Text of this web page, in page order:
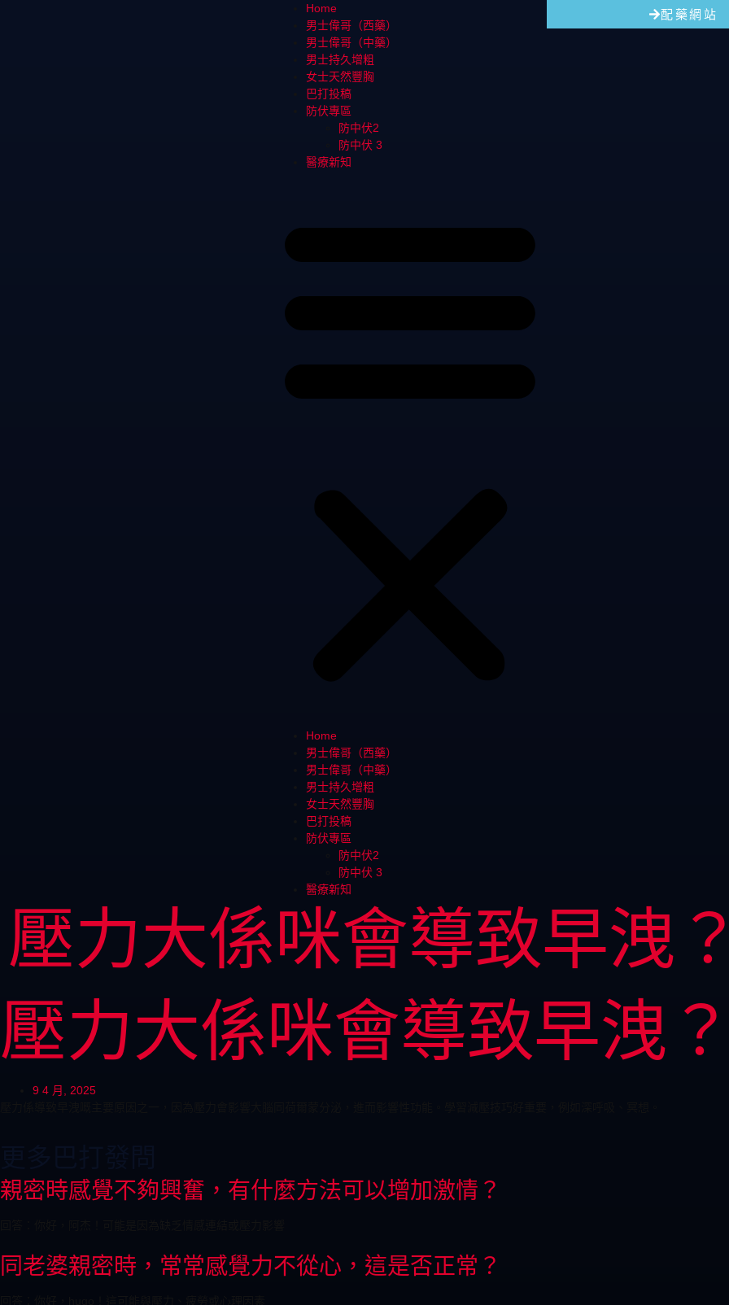
Home
男士偉哥（西藥）
男士偉哥（中藥）
男士持久增粗
女士天然豐胸
巴打投稿
防伏專區
防中伏2
防中伏 3
醫療新知
Home
男士偉哥（西藥）
男士偉哥（中藥）
男士持久增粗
女士天然豐胸
巴打投稿
防伏專區
防中伏2
防中伏 3
醫療新知
配藥網站
壓力大係咪會導致早洩
壓力大係咪會導致早洩
9 4 月, 2025
親密時感覺不夠興奮，有什麼方法可以增加激情？
同老婆親密時，常常感覺力不從心，這是否正常？